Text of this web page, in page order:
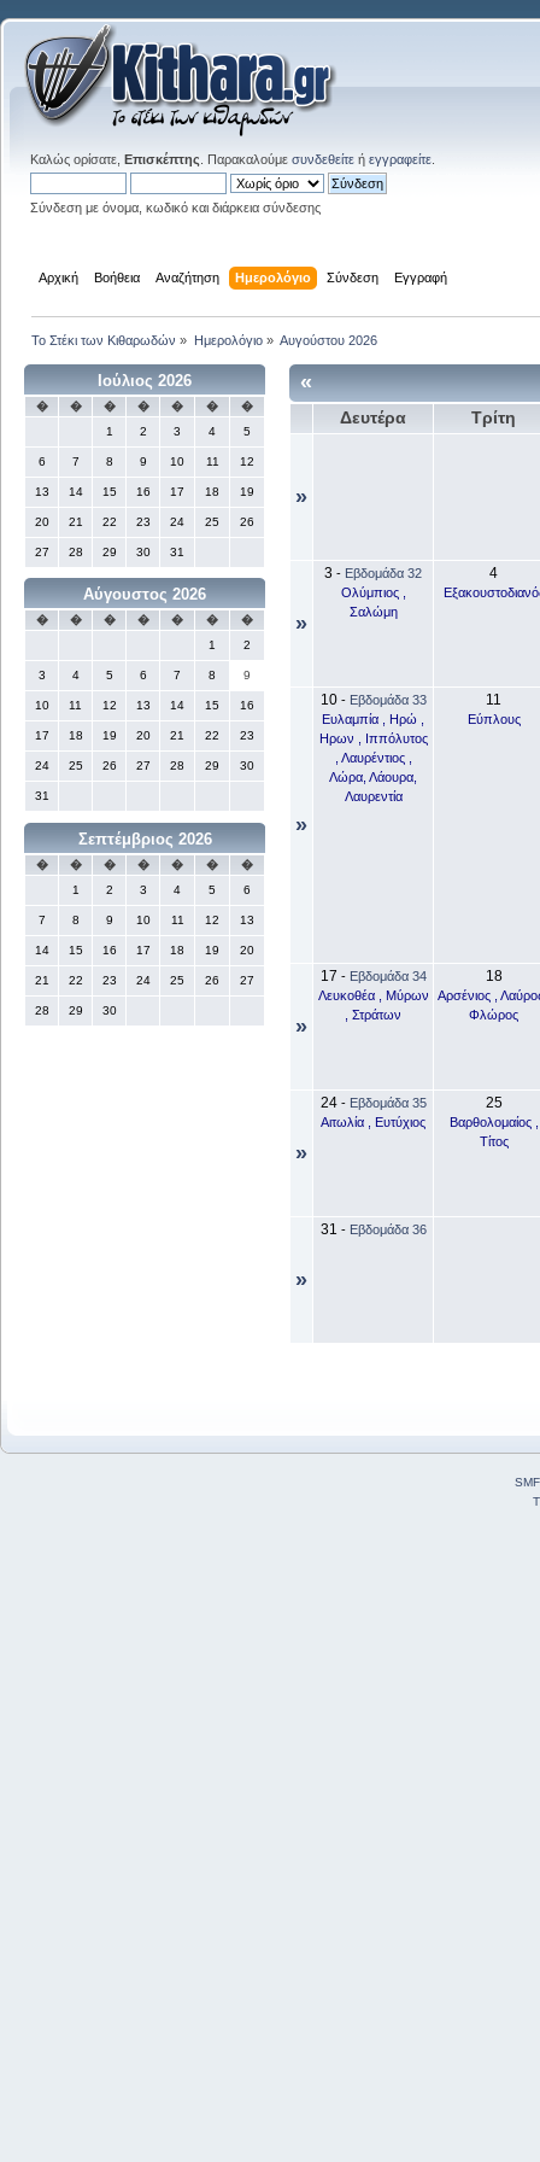
Καλώς ορίσατε, Επισκέπτης . Παρακαλούμε συνδεθείτε ή εγγραφείτε
Σύνδεση με όνομα, κωδικό και διάρκεια σύνδεσης
Αρχική Βοήθεια Αναζήτηση Ημερολόγιο Σύνδεση Εγγραφή
Το Στέκι των Κιθαρωδών » Ημερολόγιο» Αυγούστου 2026
Ιούλιος 2026
� � � � � �
�
1
2 3 4 5
6 7 8 9 10 11 12
13 14 15 16 17 18 19
20 21 22 23 24 25 26
27 28 29 30 31
Αύγουστος 2026
� � � � � �
�
1
2
3 4 5 6 7 8 9
10 11 12 13 14 15 16
17 18 19 20 21 22 23
24 25 26 27 28 29 30
31
Σεπτέμβριος 2026
� � � � � �
�
1
2 3 4 5 6
7 8 9 10 11 12 13
14 15 16 17 18 19 20
21 22 23 24 25 26 27
28 29 30
«
Δευτέρα Τρίτη
»
»
3 - Εβδομάδα 32
Ολύμπιος ,
Σαλώμη
4
»
10- Εβδομάδα 33
Ευλαμπία , Ηρώ ,
Ηρων , Ιππόλυτος
, Λαυρέντιος ,
Λώρα, Λάουρα,
Λαυρεντία
11
Εύπλους
»
17 - Εβδομάδα 34
Λευκοθέα , Μύρων
, Στράτων
18
Αρσένιος ,
Φλώρος
»
24- Εβδομάδα 35
Αιτωλία , Ευτύχιος
25
Βαρθολομαίος ,
Τίτος
»
31 - Εβδομάδα 36